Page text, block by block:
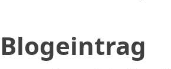
Blogeintrag